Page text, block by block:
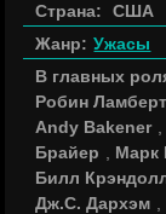
Страна:
США
Жанр: Ужасы
В главных
Робин Ламберт
Andy Bakener
Брайер
Марк
Билл
Дж.С. Дархэм